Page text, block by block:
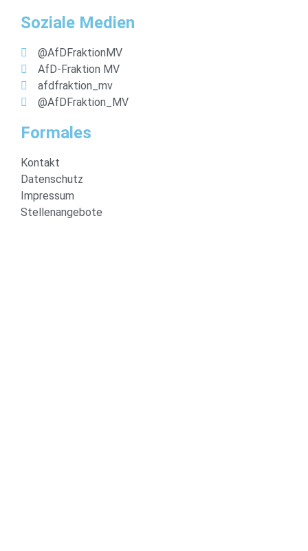
Soziale Medien
@AfDFraktionMV
AfD-Fraktion MV
afdfraktion_mv
@AfDFraktion_MV
Formales
Kontakt
Datenschutz
Impressum
Stellenangebote